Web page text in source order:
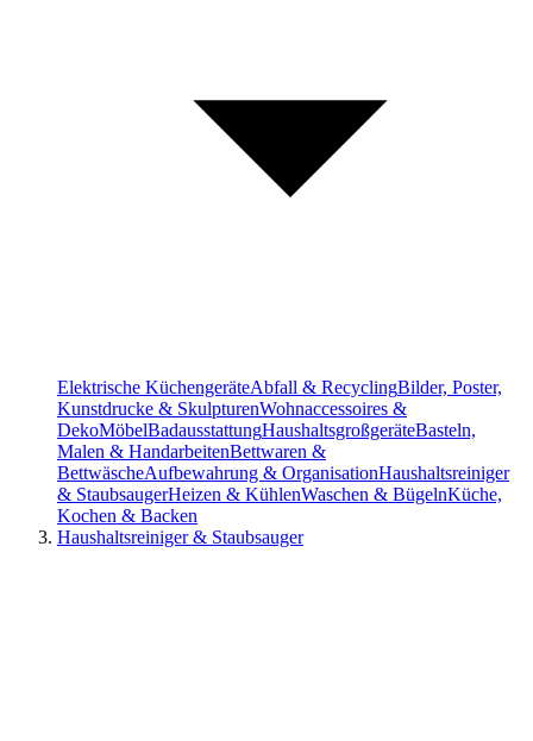
Elektrische KüchengeräteAbfall & RecyclingBilder, Poster,
Kunstdrucke & SkulpturenWohnaccessoires &
DekoMöbelBadausstattungHaushaltsgroßgeräteBasteln,
Malen & HandarbeitenBettwaren &
BettwäscheAufbewahrung & OrganisationHaushaltsreiniger
& StaubsaugerHeizen & KühlenWaschen & BügelnKüche,
Kochen & Backen
Haushaltsreiniger & Staubsauger